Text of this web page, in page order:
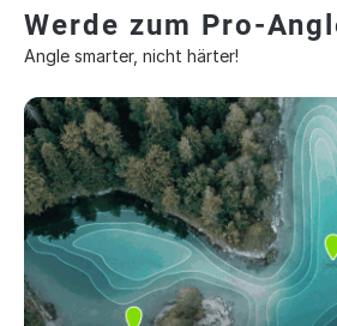
Werde zum Pro-
Angle smarter, nicht härter!